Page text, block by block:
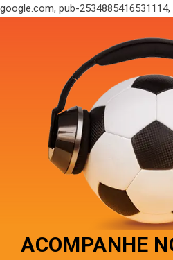
google.com, pub-
ACOMPANHE